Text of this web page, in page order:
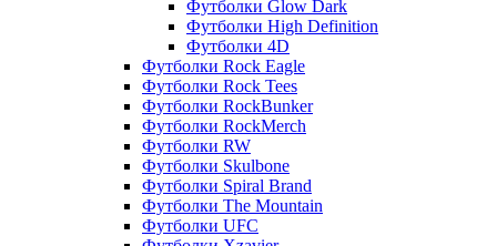
Футболки Glow Dark
Футболки High Definition
Футболки 4D
Футболки Rock Eagle
Футболки Rock Tees
Футболки RockBunker
Футболки RockMerch
Футболки RW
Футболки Skulbone
Футболки Spiral Brand
Футболки The Mountain
Футболки UFC